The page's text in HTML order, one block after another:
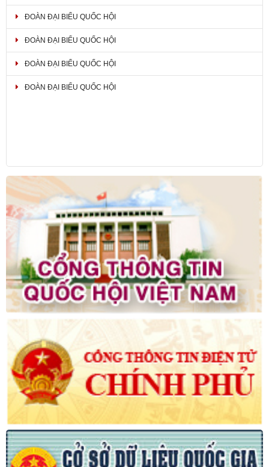
ĐOÀN ĐẠI BIỂU QUỐC HỘI
ĐOÀN ĐẠI BIỂU QUỐC HỘI
ĐOÀN ĐẠI BIỂU QUỐC HỘI
ĐOÀN ĐẠI BIỂU QUỐC HỘI